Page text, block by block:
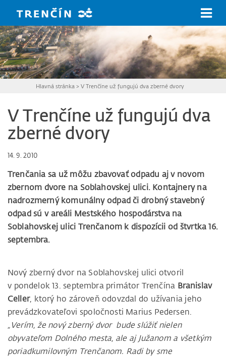
Hlavná stránka >V Trenčíne už fungujú dva zberné dvory
V Trenčíne už fungujú dva
zberné dvory
14. 9. 2010
Trenčania sa už môžu zbavovať odpadu aj v novom
zbernom dvore na Soblahovskej ulici. Kontajnery na
nadrozmerný komunálny odpad či drobný stavebný
odpad sú v areáli Mestského hospodárstva na
Soblahovskej ulici Trenčanom k dispozícii od štvrtka 16.
septembra.
Nový zberný dvor na Soblahovskej ulici otvoril
v pondelok 13. septembra primátor Trenčína Branislav
Celler, ktorý ho zároveň odovzdal do užívania jeho
prevádzkovateľovi spoločnosti Marius Pedersen.
„Verím, že nový zberný dvor bude slúžiť nielen
obyvateľom Dolného mesta, ale aj Južanom a všetkým
poriadkumilovným Trenčanom. Radi by sme